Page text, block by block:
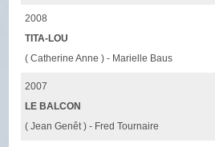
2008
TITA-LOU
( Catherine Anne ) - Marielle Baus
2007
LE BALCON
( Jean Genêt ) - Fred Tournaire